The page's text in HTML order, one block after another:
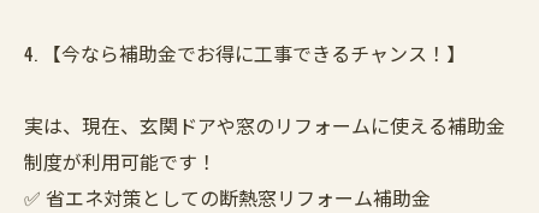
4. 【今なら補助金でお得に工事できるチャンス！】
実は、現在、玄関ドアや窓のリフォームに使える補助金
制度が利用可能です！
✅ 省エネ対策としての断熱窓リフォーム補助金